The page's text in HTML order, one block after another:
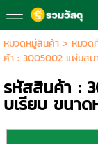
หมวดหมู่สินค้า> หมวด
ค้า : 3005002 แผ่นสม
รหัสสินค้า :
บเรียบ ขนาด